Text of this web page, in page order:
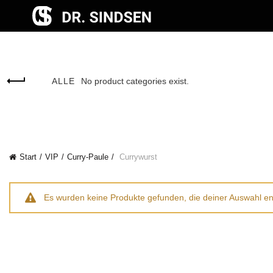
encodedScript:
ALLE No product categories exist.
Start VIP Curry-Paule Currywurst
Es wurden keine Produkte gefunden, die deiner Auswahl